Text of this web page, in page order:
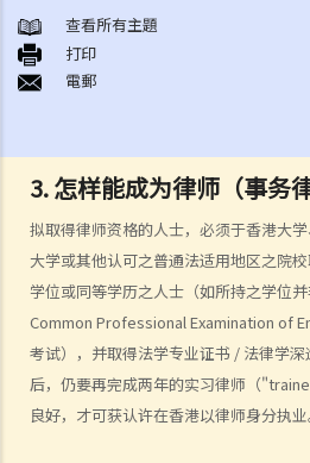
3. 怎样能成为律师（事务
拟取得律师资格的人士，必须于香港大
大学或其他认可之普通法适用地区之院
学位或同等学历之人士（如所持之学位
Common Professional Examination of
考试），并取得法学专业证书 / 法律学
后，仍要再完成两年的实习律师（
良好，才可获认许在香港以律师身分执业
香港法律的来源
1. 香港法律由甚么组成？
2. 基本法对香港之法律制度有甚么影响？
香港法院及司法机构
1. 香港有哪几间主要法院？
2. 甚么案件会由上述之主要法院审理？
3. 除上述之主要法院外，香港还有那些法
4. 英文是否于香港法院内使用之唯一语言
5. 香港法院之判决可否于外国执行？
6. 如何委任或罢免香港之法官？
刑事法及民事法
查看所有主題
打印
電郵